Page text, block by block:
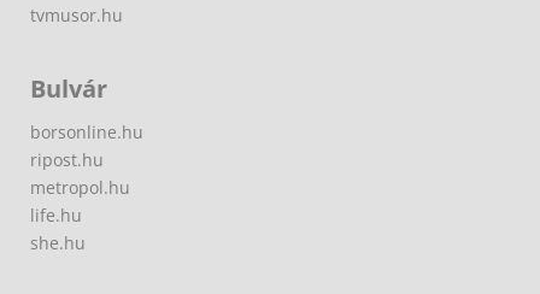
tvmusor.hu
Bulvár
borsonline.hu
ripost.hu
metropol.hu
life.hu
she.hu